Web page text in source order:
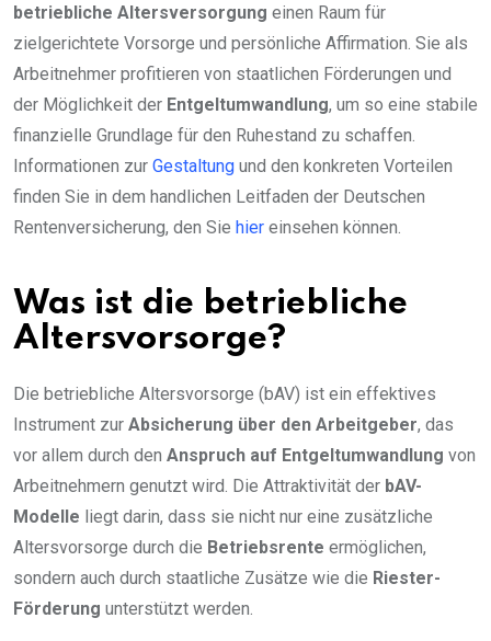
betriebliche Altersversorgung einen Raum für
zielgerichtete Vorsorge und persönliche Affirmation. Sie als
Arbeitnehmer profitieren von staatlichen Förderungen und
der Möglichkeit der Entgeltumwandlung, um so eine stabile
finanzielle Grundlage für den Ruhestand zu schaffen.
Informationen zur Gestaltung und den konkreten Vorteilen
finden Sie in dem handlichen Leitfaden der Deutschen
Rentenversicherung, den Sie hier einsehen können.
Was ist die betriebliche
Altersvorsorge?
Die betriebliche Altersvorsorge (bAV) ist ein effektives
Instrument zur Absicherung über den Arbeitgeber, das
vor allem durch den Anspruch auf Entgeltumwandlung von
Arbeitnehmern genutzt wird. Die Attraktivität der bAV-
Modelle liegt darin, dass sie nicht nur eine zusätzliche
Altersvorsorge durch die Betriebsrente ermöglichen,
sondern auch durch staatliche Zusätze wie die Riester-
Förderung unterstützt werden.